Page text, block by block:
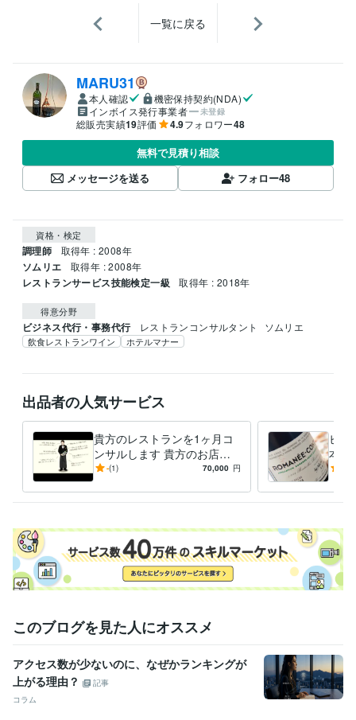
一覧に戻る
MARU31
本人確認
機密保持契約(NDA)
インボイス発行事業者
未登録
総販売実績19評価 4.9フォロワー48
無料で見積り相談
メッセージを送る
フォロー48
資格・検定
調理師 取得年 : 2008年
ソムリエ 取得年 : 2008年
レストランサービス技能検定一級 取得年 : 2018年
得意分野
ビジネス代行・事務代行 レストランコンサルタント ソムリエ
飲食レストランワイン ホテルマナー
出品者の人気サービス
貴方のレストランを1ヶ月コ
ンサルします 貴方のお店を
より良く改善します
-(1) 70,000 円
ビジ
本知
ンは
に。
このブログを見た人にオススメ
アクセス数が少ないのに、なぜかランキングが
上がる理由？
記事
コラム